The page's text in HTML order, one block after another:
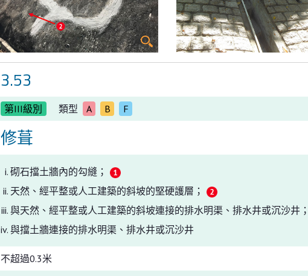
3.53
第III級別 類型 A B F
修葺
砌石擋土牆內的勾縫；
天然、經平整或人工建築的斜坡的堅硬護層；
與天然、經平整或人工建築的斜坡連接的排水明渠、排水井或沉沙井
與擋土牆連接的排水明渠、排水井或沉沙井
不超過0.3米